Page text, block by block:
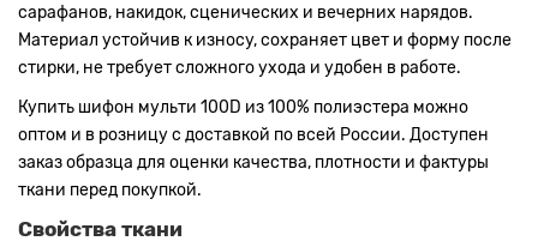
сарафанов, накидок, сценических и вечерних нарядов.
Материал устойчив к износу, сохраняет цвет и форму после
стирки, не требует сложного ухода и удобен в работе.
Купить шифон мульти 100D из 100% полиэстера можно
оптом и в розницу с доставкой по всей России. Доступен
заказ образца для оценки качества, плотности и фактуры
ткани перед покупкой.
Свойства ткани